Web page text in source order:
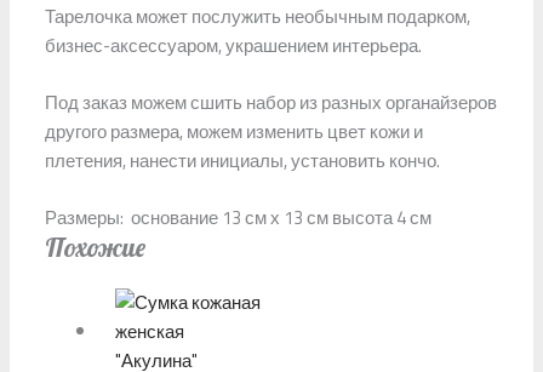
Тарелочка может послужить необычным подарком,
бизнес-аксессуаром, украшением интерьера.
Под заказ можем сшить набор из разных органайзеров
другого размера, можем изменить цвет кожи и
плетения, нанести инициалы, установить кончо.
Размеры: основание 13 см х 13 см высота 4 см
Похожие